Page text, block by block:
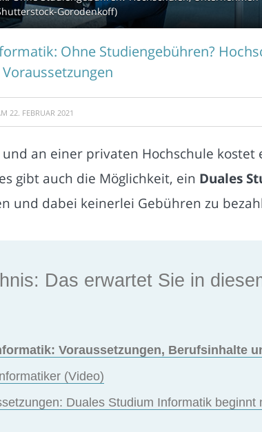
Gorodenkoff)
Ohne Studiengebühren?
22. FEBRUAR 2021
an einer privaten Hochschule kostet
gibt auch die Möglichkeit, ein Duales
und dabei keinerlei Gebühren zu
Das erwartet Sie in
Voraussetzungen, Berufsinhalte
(Video)
Duales Studium Informatik beginnt